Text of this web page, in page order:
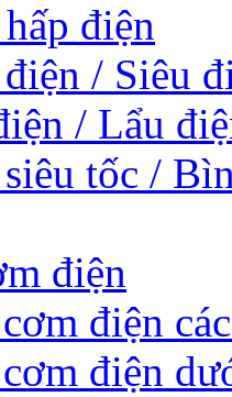
điện
/ Siêu
/ Lẩu
tốc /
điện
điện
điện